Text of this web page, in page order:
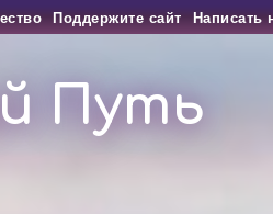
Поддержите сайт Написать
Путь